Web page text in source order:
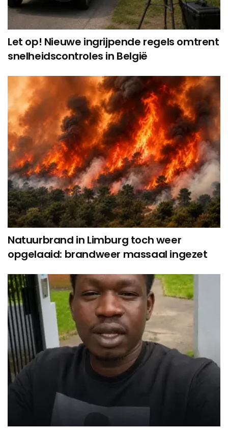
Let op! Nieuwe ingrijpende regels omtrent
snelheidscontroles in België
Natuurbrand in Limburg toch weer
opgelaaid: brandweer massaal ingezet